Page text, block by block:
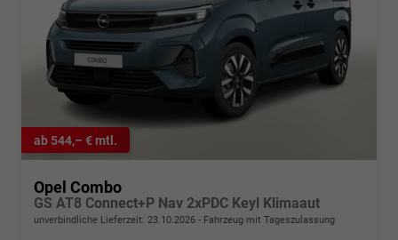
ab 544,– € mtl.
Opel Combo
GS AT8 Connect+P Nav 2xPDC Keyl Klimaaut
unverbindliche Lieferzeit: 23.10.2026 Fahrzeug mit Tageszulassung